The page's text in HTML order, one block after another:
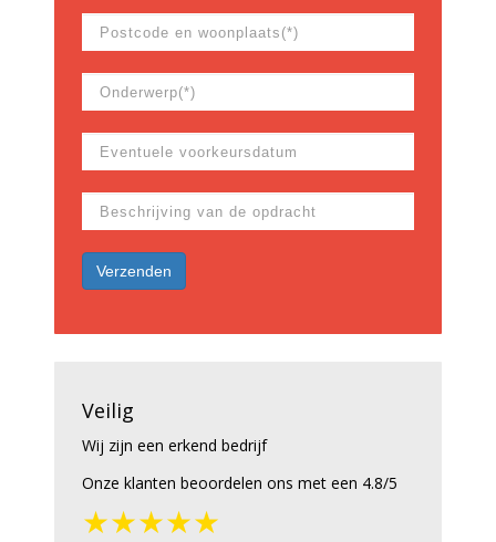
Veilig
Wij zijn een erkend bedrijf
Onze klanten beoordelen ons met een 4.8/5
★★★★★